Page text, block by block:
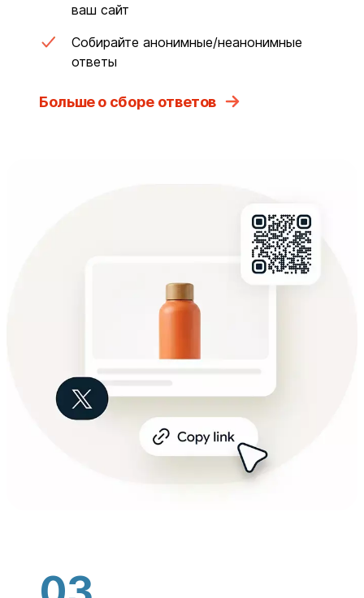
ваш сайт
Собирайте анонимные/неанонимные
ответы
Больше о сборе ответов